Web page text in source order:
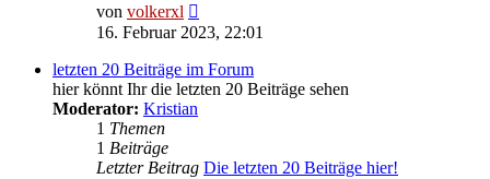
von volkerxl
Beitrag
16. Februar 2023, 22:01
letzten 20 Beiträge im Forum
hier könnt Ihr die letzten 20 Beiträge sehen
Moderator: Kristian
1 Themen
1 Beiträge
Letzter Beitrag Die letzten 20 Beiträge hier!